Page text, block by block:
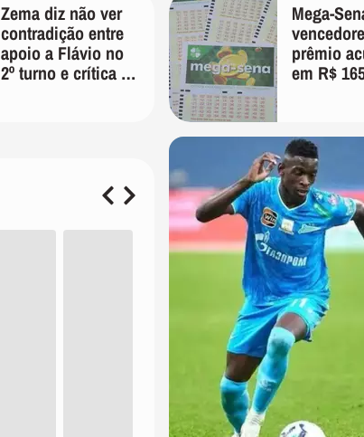
Zema diz não ver
contradição entre
apoio a Flávio no
2º turno e crítica ao
Mega-
prêmio
em R$